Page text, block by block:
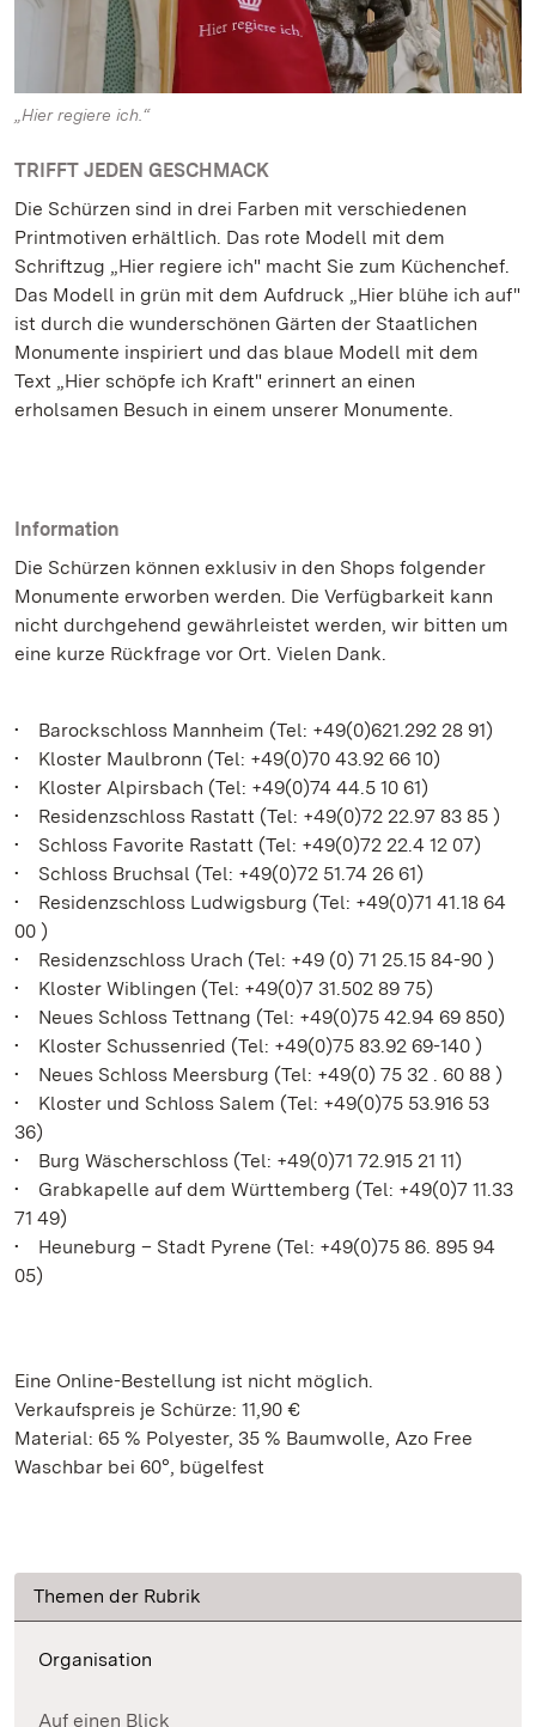
„Hier regiere ich.“
TRIFFT JEDEN GESCHMACK
Die Schürzen sind in drei Farben mit verschiedenen
Printmotiven erhältlich. Das rote Modell mit dem
Schriftzug „Hier regiere ich" macht Sie zum Küchenchef.
Das Modell in grün mit dem Aufdruck „Hier blühe ich auf"
ist durch die wunderschönen Gärten der Staatlichen
Monumente inspiriert und das blaue Modell mit dem
Text „Hier schöpfe ich Kraft" erinnert an einen
erholsamen Besuch in einem unserer Monumente.
Information
Die Schürzen können exklusiv in den Shops folgender
Monumente erworben werden. Die Verfügbarkeit kann
nicht durchgehend gewährleistet werden, wir bitten um
eine kurze Rückfrage vor Ort. Vielen Dank.
• Barockschloss Mannheim (Tel: +49(0)621.292 28 91)
• Kloster Maulbronn (Tel: +49(0)70 43.92 66 10)
• Kloster Alpirsbach (Tel: +49(0)74 44.5 10 61)
• Residenzschloss Rastatt (Tel: +49(0)72 22.97 83 85 )
• Schloss Favorite Rastatt (Tel: +49(0)72 22.4 12 07)
• Schloss Bruchsal (Tel: +49(0)72 51.74 26 61)
• Residenzschloss Ludwigsburg (Tel: +49(0)71 41.18 64
00 )
• Residenzschloss Urach (Tel: +49 (0) 71 25.15 84-90 )
• Kloster Wiblingen (Tel: +49(0)7 31.502 89 75)
• Neues Schloss Tettnang (Tel: +49(0)75 42.94 69 850)
• Kloster Schussenried (Tel: +49(0)75 83.92 69-140 )
• Neues Schloss Meersburg (Tel: +49(0) 75 32 . 60 88 )
• Kloster und Schloss Salem (Tel: +49(0)75 53.916 53
36)
• Burg Wäscherschloss (Tel: +49(0)71 72.915 21 11)
• Grabkapelle auf dem Württemberg (Tel: +49(0)7 11.33
71 49)
• Heuneburg – Stadt Pyrene (Tel: +49(0)75 86. 895 94
05)
Eine Online-Bestellung ist nicht möglich.
Verkaufspreis je Schürze: 11,90 €
Material: 65 % Polyester, 35 % Baumwolle, Azo Free
Waschbar bei 60°, bügelfest
Themen der Rubrik
Organisation
Auf einen Blick